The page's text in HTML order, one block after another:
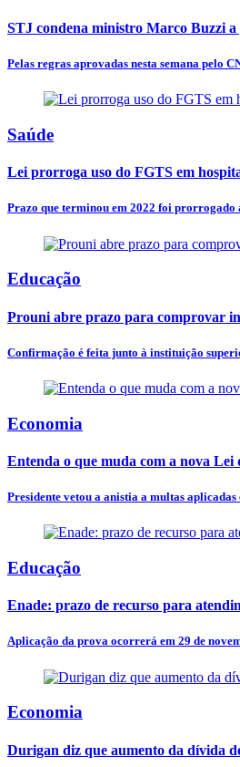
STJ condena ministro Marco Buzzi
Pelas regras aprovadas nesta semana pelo
Saúde
Lei prorroga uso do FGTS em
Prazo que terminou em 2022 foi prorrogado
Educação
Prouni abre prazo para comprovar
Confirmação é feita junto à instituição
Economia
Entenda o que muda com a nova Lei
Presidente vetou a anistia a multas
Educação
Enade: prazo de recurso para
Aplicação da prova ocorrerá em 29 de
Economia
Durigan diz que aumento da dívida